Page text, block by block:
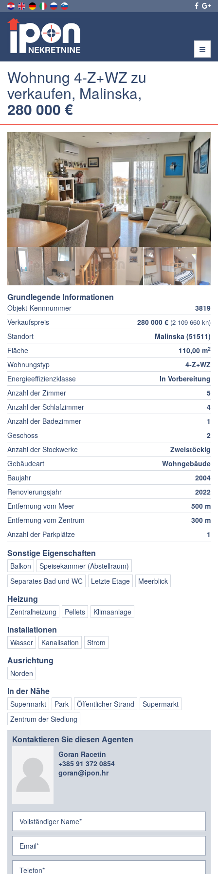
Menu
Wohnung 4-Z+WZ zu
verkaufen, Malinska,
280 000 €
Grundlegende Informationen
Objekt-Kennnummer
3819
Verkaufspreis
280 000 € (2 109 660 kn)
Standort
Malinska (51511)
Fläche
110,00 m2
Wohnungstyp
4-Z+WZ
Energieeffizienzklasse
In Vorbereitung
Anzahl der Zimmer
5
Anzahl der Schlafzimmer
4
Anzahl der Badezimmer
1
Geschoss
2
Anzahl der Stockwerke
Zweistöckig
Gebäudeart
Wohngebäude
Baujahr
2004
Renovierungsjahr
2022
Entfernung vom Meer
500 m
Entfernung vom Zentrum
300 m
Anzahl der Parkplätze
1
Sonstige Eigenschaften
Balkon
Speisekammer (Abstellraum)
Separates Bad und WC
Letzte Etage Meerblick
Heizung
Zentralheizung Pellets Klimaanlage
Installationen
Wasser Kanalisation Strom
Ausrichtung
Norden
In der Nähe
Supermarkt Park Öffentlicher Strand
Supermarkt
Zentrum der Siedlung
Kontaktieren Sie diesen Agenten
Goran Racetin
+385 91 372 0854
goran@ipon.hr